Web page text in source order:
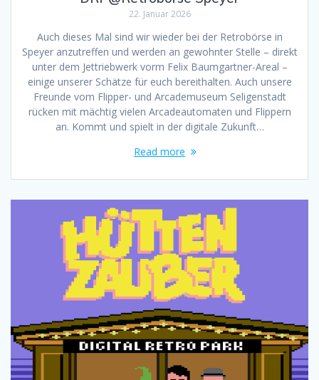
22. Januar 2026
Auch dieses Mal sind wir wieder bei der Retrobörse in
Speyer anzutreffen und werden an gewohnter Stelle – direkt
unter dem Jettriebwerk vorm Felix Baumgartner-Areal –
einige unserer Schätze für euch bereithalten. Auch unsere
Freunde vom Flipper- und Arcademuseum Seligenstadt
rücken mit mächtig vielen Arcadeautomaten und Flippern
an. Kommt und spielt in der digitale Zukunft…
Read more